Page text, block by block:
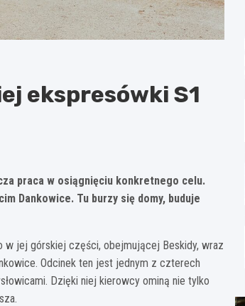
ekspresówki S1
praca w osiągnięciu konkretnego celu.
Dankowice. Tu burzy się domy, buduje
w jej górskiej części, obejmującej Beskidy, wraz
Odcinek ten jest jednym z czterech
Dzięki niej kierowcy ominą nie tylko